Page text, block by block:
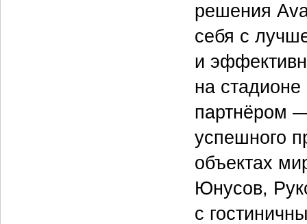
решения
себя с
и
на
партнёром
успешного
объектах
Юнусов,
с